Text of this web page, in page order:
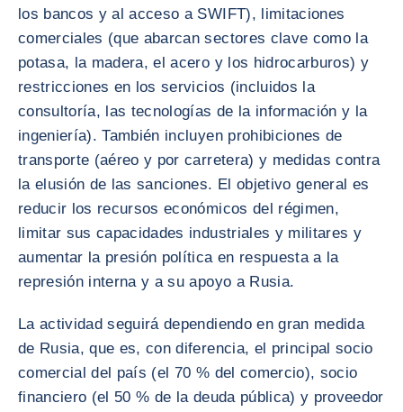
los bancos y al acceso a SWIFT), limitaciones
comerciales (que abarcan sectores clave como la
potasa, la madera, el acero y los hidrocarburos) y
restricciones en los servicios (incluidos la
consultoría, las tecnologías de la información y la
ingeniería). También incluyen prohibiciones de
transporte (aéreo y por carretera) y medidas contra
la elusión de las sanciones. El objetivo general es
reducir los recursos económicos del régimen,
limitar sus capacidades industriales y militares y
aumentar la presión política en respuesta a la
represión interna y a su apoyo a Rusia.
La actividad seguirá dependiendo en gran medida
de Rusia, que es, con diferencia, el principal socio
comercial del país (el 70 % del comercio), socio
financiero (el 50 % de la deuda pública) y proveedor